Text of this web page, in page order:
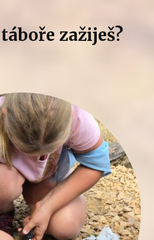
zažiješ?